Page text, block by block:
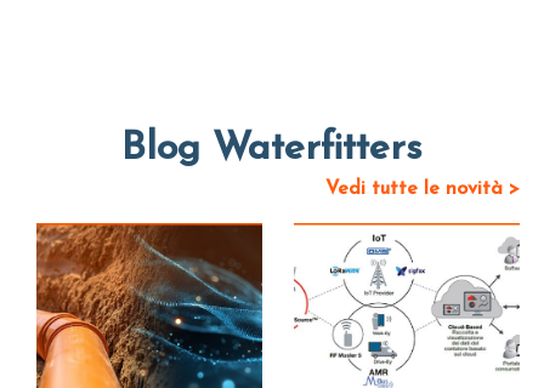
Blog Waterfitters
Vedi tutte le novità >